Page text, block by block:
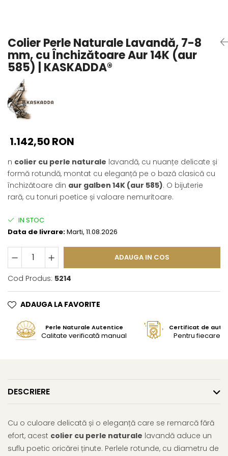
Pandantive cu Perle
Brose cu Perle
Colier Perle Naturale Lavandă, 7-8
mm, cu Închizătoare Aur 14K (aur
585) | KASKADDA®
1.142,50 RON
n colier cu perle naturale lavandă, cu nuanțe delicate și
formă rotundă, montat cu eleganță pe o bază clasică cu
închizătoare din aur galben 14K (aur 585). O bijuterie
rară, cu tonuri poetice și valoare nemuritoare.
IN STOC
Data de livrare:Marti, 11.08.2026
ADAUGA IN COS
Cod Produs: 5214
ADAUGA LA FAVORITE
Perle Naturale Autentice
Calitate verificată manual
Certificat de
Pentru fiecare
DESCRIERE
Cu o culoare delicată și o eleganță care se remarcă fără
efort, acest colier cu perle naturale lavandă aduce un
suflu poetic oricărei ținute. Perlele rotunde, cu diametru de